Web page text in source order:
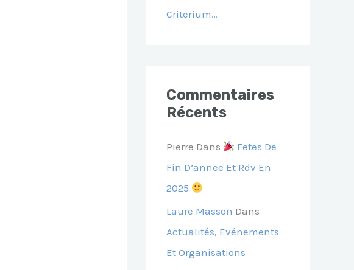
Criterium…
Commentaires
Récents
Pierre Dans
Fetes De
Fin D’annee Et Rdv En
2025
Laure Masson Dans
Actualités, Evénements
Et Organisations